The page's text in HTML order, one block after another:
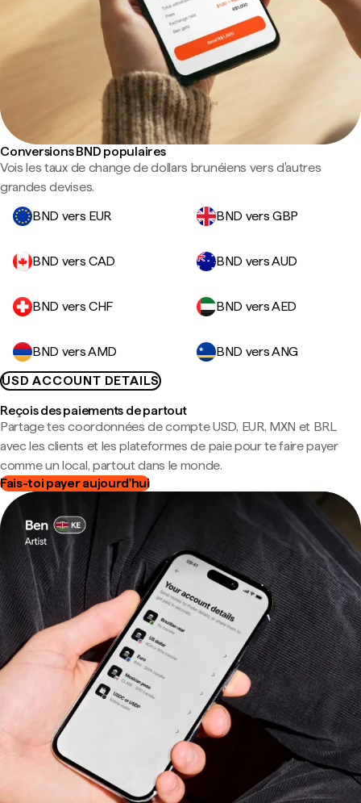
Conversions BND populaires
Vois les taux de change de dollars brunéiens vers d'autres
grandes devises.
BND vers EUR
BND vers GBP
BND vers CAD BND vers AUD
BND vers CHF BND vers AED
BND vers AMD
BND vers ANG
USD ACCOUNT DETAILS
Reçois des paiements de partout
Partage tes coordonnées de compte USD, EUR, MXN et BRL
avec les clients et les plateformes de paie pour te faire payer
comme un local, partout dans le monde.
Fais-toi payer aujourd'hui